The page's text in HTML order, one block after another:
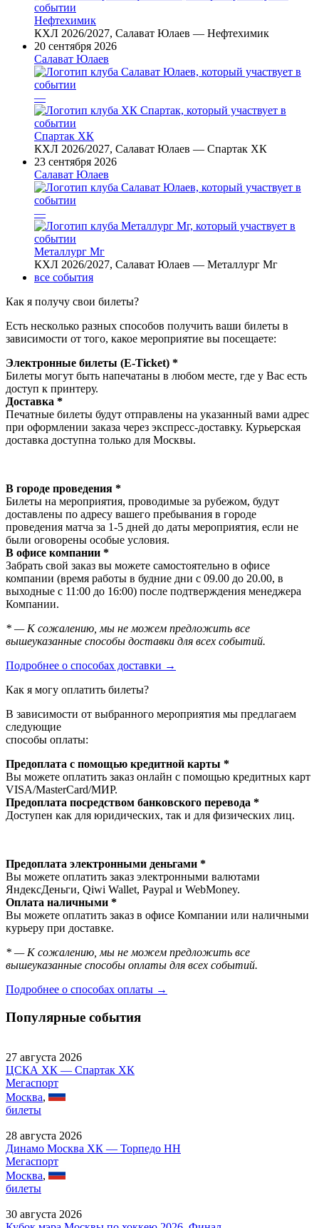
Нефтехимик
КХЛ 2026/2027, Салават Юлаев — Нефтехимик
20 сентября 2026
Салават Юлаев
—
Спартак ХК
КХЛ 2026/2027, Салават Юлаев — Спартак ХК
23 сентября 2026
Салават Юлаев
—
Металлург Мг
КХЛ 2026/2027, Салават Юлаев — Металлург Мг
все события
Как я получу свои билеты?
Есть несколько разных способов получить ваши билеты в
зависимости от того, какое мероприятие вы посещаете:
Электронные билеты (E-Ticket) *
Билеты могут быть напечатаны в любом месте, где у Вас есть
доступ к принтеру.
Доставка *
Печатные билеты будут отправлены на указанный вами адрес
при оформлении заказа через экспресс-доставку. Курьерская
доставка доступна только для Москвы.
В городе проведения *
Билеты на мероприятия, проводимые за рубежом, будут
доставлены по адресу вашего пребывания в городе
проведения матча за 1-5 дней до даты мероприятия, если не
были оговорены особые условия.
В офисе компании *
Забрать свой заказ вы можете самостоятельно в офисе
компании (время работы в будние дни с 09.00 до 20.00, в
выходные с 11:00 до 16:00) после подтверждения менеджера
Компании.
* — К сожалению, мы не можем предложить все
вышеуказанные способы доставки для всех событий.
Подробнее о способах доставки →
Как я могу оплатить билеты?
В зависимости от выбранного мероприятия мы предлагаем
следующие
способы оплаты:
Предоплата с помощью кредитной карты *
Вы можете оплатить заказ онлайн с помощью кредитных карт
VISA/MasterСard/МИР.
Предоплата посредством банковского перевода *
Доступен как для юридических, так и для физических лиц.
Предоплата электронными деньгами *
Вы можете оплатить заказ электронными валютами
ЯндексДеньги, Qiwi Wallet, Paypal и WebMoney.
Оплата наличными *
Вы можете оплатить заказ в офисе Компании или наличными
курьеру при доставке.
* — К сожалению, мы не можем предложить все
вышеуказанные способы оплаты для всех событий.
Подробнее о способах оплаты →
Популярные события
27 августа 2026
ЦСКА ХК — Спартак ХК
Мегаспорт
Москва,
билеты
28 августа 2026
Динамо Москва ХК — Торпедо НН
Мегаспорт
Москва,
билеты
30 августа 2026